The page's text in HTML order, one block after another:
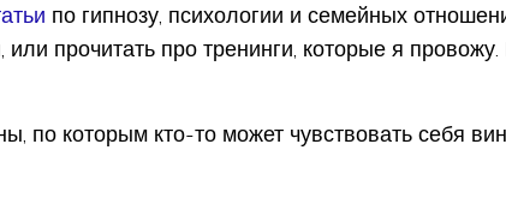
по гипнозу, психологии и семейных
прочитать про тренинги, которые я
по которым кто-то может чувствовать себя